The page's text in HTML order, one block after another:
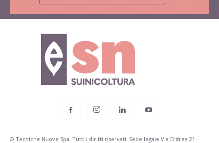
© Tecniche Nuove Spa. Tutti i diritti riservati. Sede legale Via Eritrea 21 -